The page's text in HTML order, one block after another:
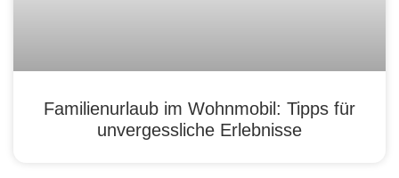
Familienurlaub im Wohnmobil: Tipps für
unvergessliche Erlebnisse